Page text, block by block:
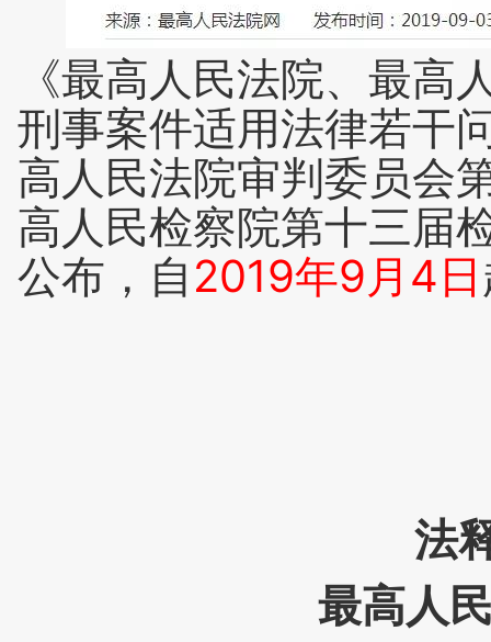
《最高人民法院、最
刑事案件适用法律若干
高人民法院审判委员会
高人民检察院第十三届
公布，自2019年9月4日
法
最高人